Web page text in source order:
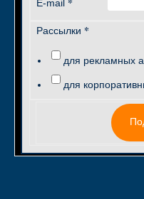
E-mail
Рассылки *
для рекламных
для